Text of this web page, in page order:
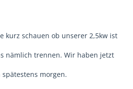
kurz schauen ob unserer 2,5kw ist
nämlich trennen. Wir haben jetzt
morgen.